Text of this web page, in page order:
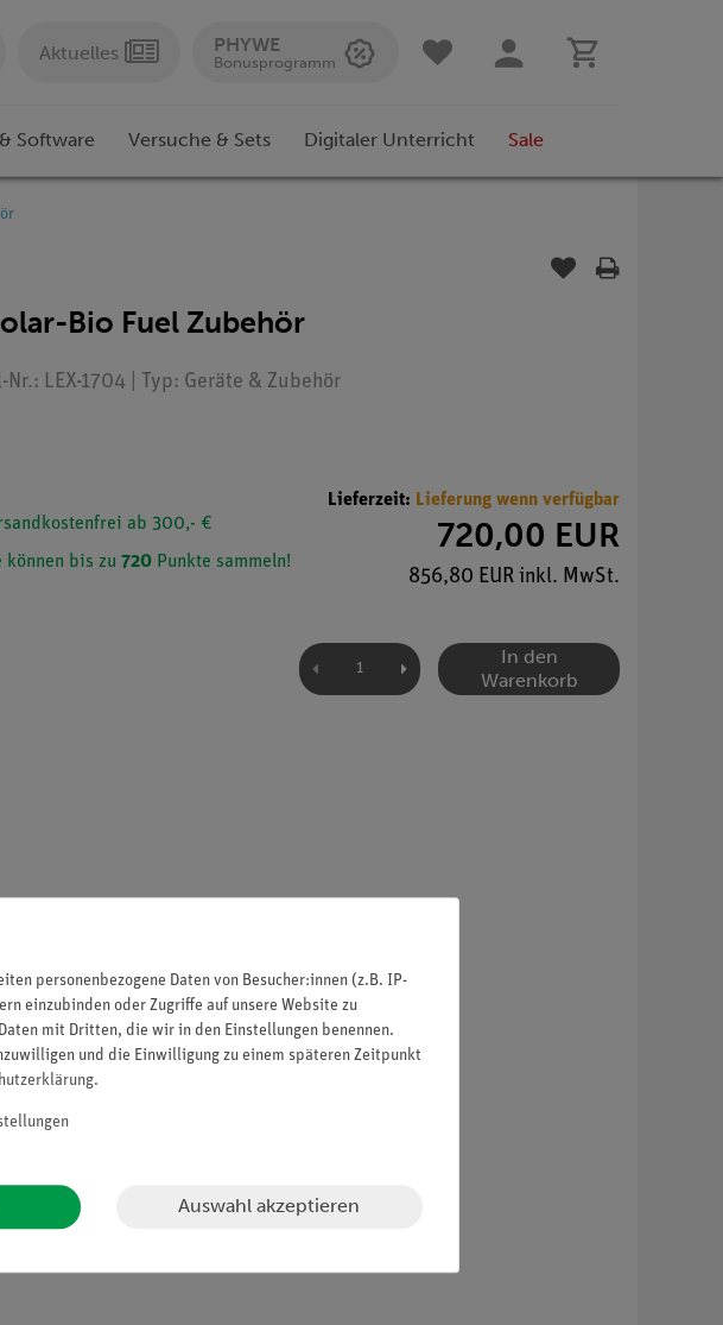
Aktuelles PHYWE
Bonusprogramm
Software Versuche & Sets Digitaler Unterricht Sale
Bio Fuel Zubehör
LEX-1704 | Typ: Geräte & Zubehör
ab 300,- €
können bis zu 720 Punkte sammeln!
Lieferzeit: Lieferung wenn verfügbar
720,00 EUR
856,80 EUR inkl. MwSt.
In den
Warenkorb
Large.
personenbezogene Daten von Besucher:innen (z.B. IP-
einzubinden oder Zugriffe auf unsere Website zu
mit Dritten, die wir in den Einstellungen benennen.
und die Einwilligung zu einem späteren Zeitpunkt
.
Auswahl akzeptieren